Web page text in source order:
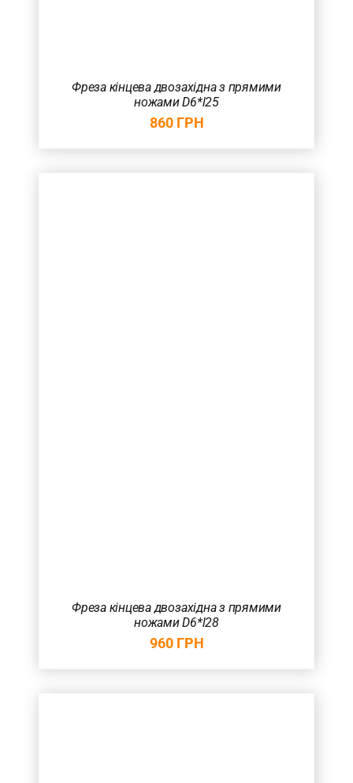
Фреза кінцева двозахідна з прямими
ножами D6*l25
860 ГРН
Фреза кінцева двозахідна з прямими
ножами D6*l28
960 ГРН